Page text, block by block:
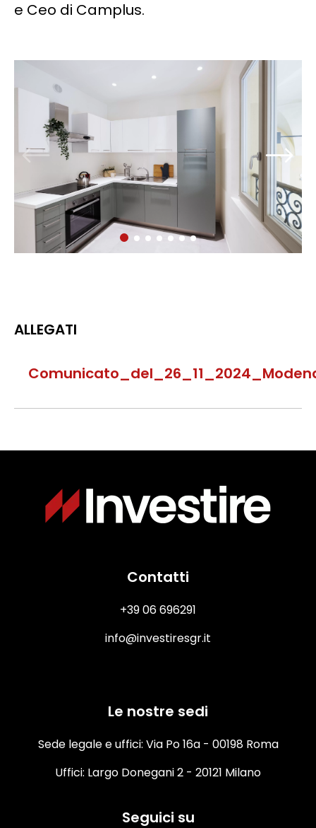
e Ceo di Camplus.
ALLEGATI
Immagine
Contatti
+39 06 696291
info@investiresgr.it
Le nostre sedi
Sede legale e uffici: Via Po 16a - 00198 Roma
Uffici: Largo Donegani 2 - 20121 Milano
Seguici su